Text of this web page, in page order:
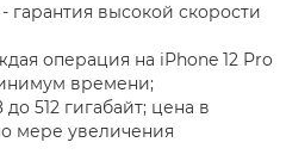
высокой скорости
операция на iРhone 12 Pro
времени;
512 гигабайт; цена в
мере увеличения